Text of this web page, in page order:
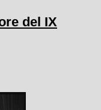
del IX